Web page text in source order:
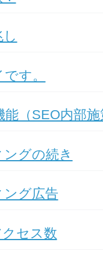
す。
能（SEO内部施
グの続き
グ広告
セス数